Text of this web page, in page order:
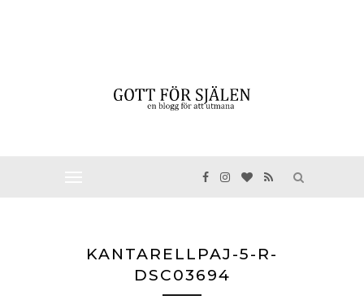
KANTARELLPAJ-5-R-
DSC03694